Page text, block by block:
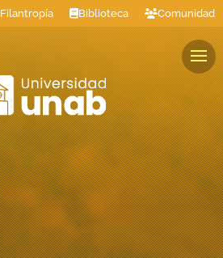
Filantropía Biblioteca Comunidad
Colaboradores Graduados